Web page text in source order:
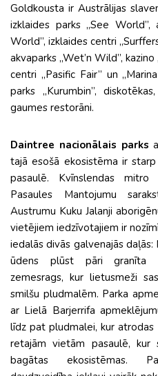
Goldkousta ir Austrālijas
izklaides parks „See World”,
World”, izklaides centri
akvaparks „Wet’n Wild”,
centri „Pasific Fair” un
parks „Kurumbin”,
gaumes restorāni.
Daintree nacionālais parks
tajā esošā ekosistēma ir
pasaulē. Kvīnslendas
Pasaules Mantojumu
Austrumu Kuku Jalanji
vietējiem iedzīvotajiem ir
iedalās divās galvenajās daļās:
ūdens plūst pāri granīta
zemesrags, kur lietusmeži
smilšu pludmalēm. Parka
ar Lielā Barjerrifa
līdz pat pludmalei, kur atrodas
retajām vietām pasaulē, kur
bagātas ekosistēmas.